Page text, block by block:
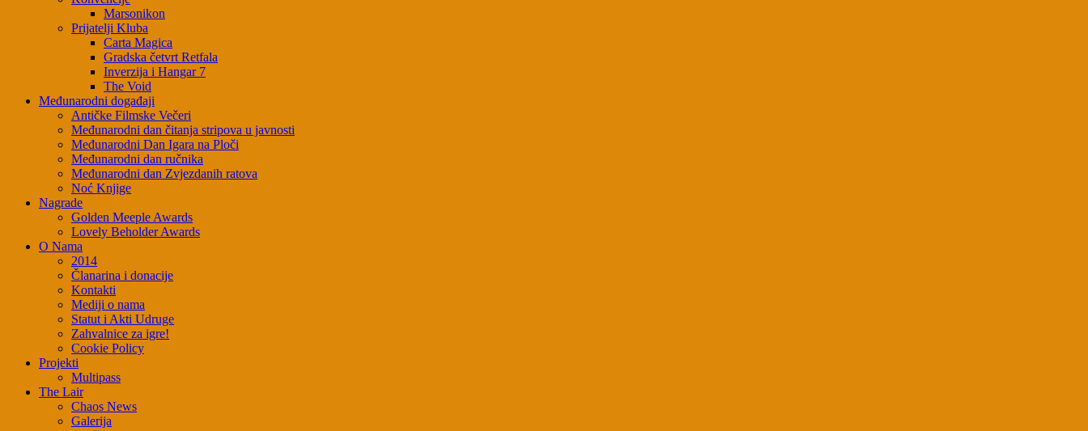
Marsonikon
Prijatelji Kluba
Carta Magica
Gradska četvrt Retfala
Inverzija i Hangar 7
The Void
Međunarodni događaji
Antičke Filmske Večeri
Međunarodni dan čitanja stripova u javnosti
Međunarodni Dan Igara na Ploči
Međunarodni dan ručnika
Međunarodni dan Zvjezdanih ratova
Noć Knjige
Nagrade
Golden Meeple Awards
Lovely Beholder Awards
O Nama
2014
Članarina i donacije
Kontakti
Mediji o nama
Statut i Akti Udruge
Zahvalnice za igre!
Cookie Policy
Projekti
Multipass
The Lair
Chaos News
Galerija